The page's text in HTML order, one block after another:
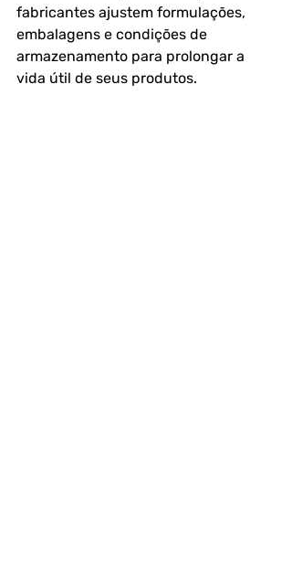
fabricantes ajustem formulações,
embalagens e condições de
armazenamento para prolongar a
vida útil de seus produtos.